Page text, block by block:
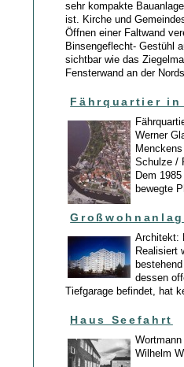
sehr kompakte
ist. Kirche und
Öffnen einer Faltwand
Binsengeflecht- Gestühl
sichtbar wie das
Fensterwand an der
Fährquartier in
Werner
Schulze /
Dem
bewegte
Architekt:
Realisiert
dessen
Tiefgarage befindet, hat
Haus Seefahrt
Wilhelm